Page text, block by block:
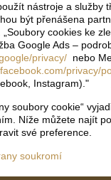
nástroje a služby
být přenášena
cookies ke
Google Ads –
privacy/nebo
privacy/
Instagram)."
soubory cookie“
Níže můžete najít
své preference.
soukromí